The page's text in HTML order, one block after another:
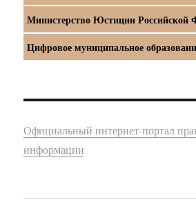
Министерство Юстиции Российской
Цифровое муниципальное
Официальный интернет-портал
информации